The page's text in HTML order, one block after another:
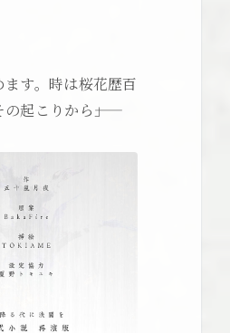
ます。時は桜花歴百
起こりから――」